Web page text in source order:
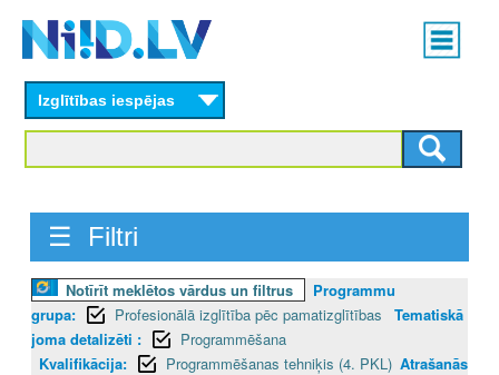
content
Main
menu
Izglītības iespējas
☰ Filtri
Notīrīt meklētos vārdus un filtrus
Programmu
grupa:
Profesionālā izglītība pēc pamatizglītības
Tematiskā
joma detalizēti :
Programmēšana
Kvalifikācija:
Programmēšanas tehniķis (4. PKL) Atrašanās